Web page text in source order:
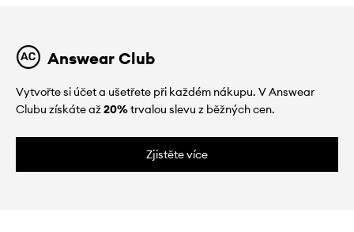
Answear Club
Vytvořte si účet a ušetřete při každém nákupu. V Answear
Clubu získáte až20%trvalou slevu z běžných cen.
Zjistěte více